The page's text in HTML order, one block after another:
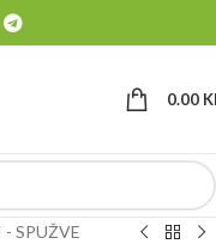
0.00
SPUŽVE